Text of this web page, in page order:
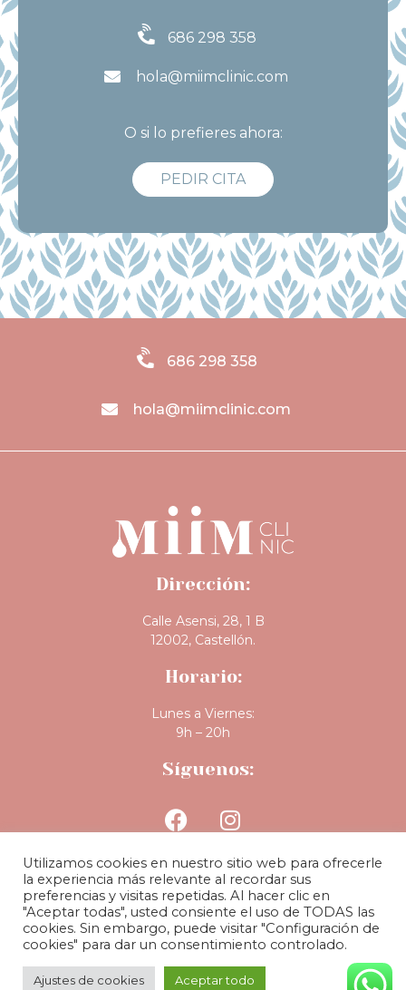
686 298 358
hola@miimclinic.com
O si lo prefieres ahora:
PEDIR CITA
686 298 358
hola@miimclinic.com
Dirección:
Calle Asensi, 28, 1 B
12002, Castellón.
Horario:
Lunes a Viernes:
9h – 20h
Síguenos:
BLOG| POLÍTICA DE PRIVACIDAD |POLÍTICA DE COOKIES|
AVISO LEGAL| COPYRIGHT MiiM Clinic 2024
Utilizamos cookies en nuestro sitio web para ofrecerle
la experiencia más relevante al recordar sus
preferencias y visitas repetidas. Al hacer clic en
"Aceptar todas", usted consiente el uso de TODAS las
cookies. Sin embargo, puede visitar "Configuración de
cookies" para dar un consentimiento controlado.
Ajustes de cookies Aceptar todo